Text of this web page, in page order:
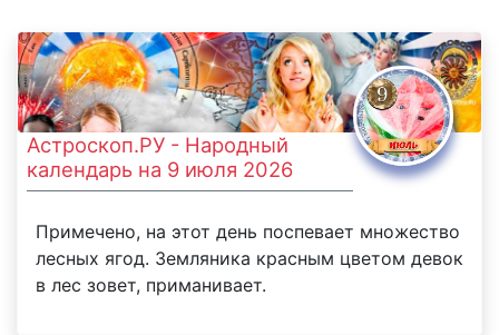
Астроскоп.РУ - Народный
календарь на 9 июля 2026
Примечено, на этот день поспевает множество
лесных ягод. Земляника красным цветом девок
в лес зовет, приманивает.